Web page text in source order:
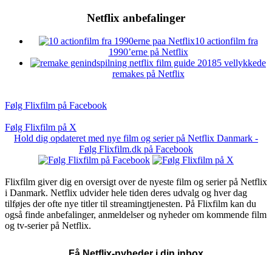
Netflix anbefalinger
10 actionfilm fra
1990’erne på Netflix
5 vellykkede
remakes på Netflix
Følg Flixfilm på Facebook
Følg Flixfilm på X
Hold dig opdateret med nye film og serier på Netflix Danmark -
Følg Flixfilm.dk på Facebook
Flixfilm giver dig en oversigt over de nyeste film og serier på Netflix
i Danmark. Netflix udvider hele tiden deres udvalg og hver dag
tilføjes der ofte nye titler til streamingtjenesten. På Flixfilm kan du
også finde anbefalinger, anmeldelser og nyheder om kommende film
og tv-serier på Netflix.